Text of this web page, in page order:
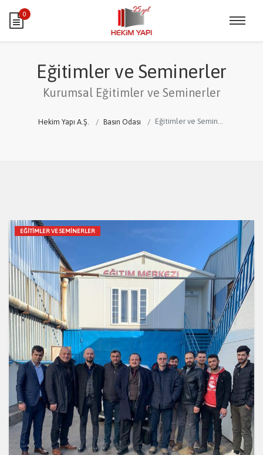
0
Eğitimler ve Seminerler
Kurumsal Eğitimler ve Seminerler
Hekim Yapı A.Ş. Basın Odası Eğitimler ve Seminerler
EĞITIMLER VE SEMINERLER